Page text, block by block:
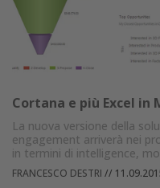
Cortana e più Excel in
La nuova versione della
engagement arriverà nei
in termini di intelligence,
FRANCESCO DESTRI //